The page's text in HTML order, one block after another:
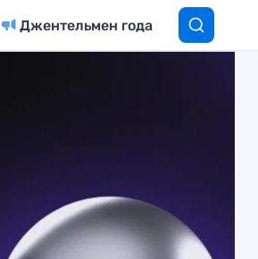
Джентельмен года